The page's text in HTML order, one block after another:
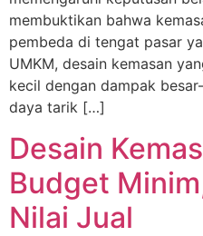
membuktikan bahwa
pembeda di tengat pasar
UMKM, desain kemasan
kecil dengan dampak
daya tarik […]
Desain
Budget
Nilai Jual